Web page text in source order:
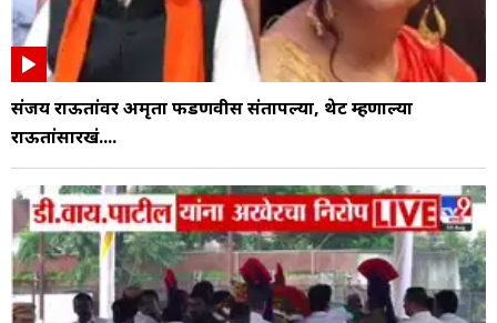
संजय राऊतांवर अमृता फडणवीस संतापल्या, थेट म्हणाल्या
राऊतांसारखं....